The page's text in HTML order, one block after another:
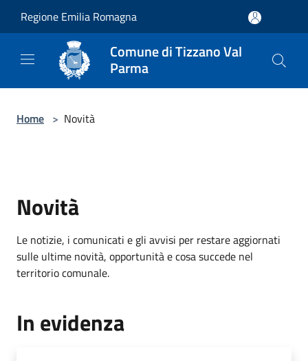
Regione Emilia Romagna
Comune di Tizzano Val
Parma
Home > Novità
Novità
Le notizie, i comunicati e gli avvisi per restare aggiornati
sulle ultime novità, opportunità e cosa succede nel
territorio comunale.
In evidenza